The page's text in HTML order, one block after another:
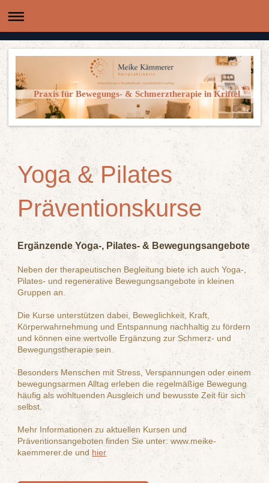
Praxis für Bewegungs- & Schmerztherapie in Kriftel
Yoga & Pilates
Präventionskurse
Ergänzende Yoga-, Pilates- & Bewegungsangebote
Neben der therapeutischen Begleitung biete ich auch Yoga-,
Pilates- und regenerative Bewegungsangebote in kleinen
Gruppen an.
Die Kurse unterstützen dabei, Beweglichkeit, Kraft,
Körperwahrnehmung und Entspannung nachhaltig zu fördern
und können eine wertvolle Ergänzung zur Schmerz- und
Bewegungstherapie sein.
Besonders Menschen mit Stress, Verspannungen oder einem
bewegungsarmen Alltag erleben die regelmäßige Bewegung
häufig als wohltuenden Ausgleich und bewusste Zeit für sich
selbst.
Mehr Informationen zu aktuellen Kursen und
Präventionsangeboten finden Sie unter: www.meike-
kaemmerer.de und hier